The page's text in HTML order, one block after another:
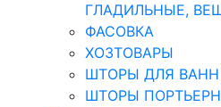
ГЛАДИЛЬНЫЕ,
ФАСОВКА
ХОЗТОВАРЫ
ШТОРЫ ДЛЯ ВАНН
ШТОРЫ